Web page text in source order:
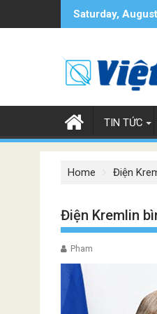
Saturday,
TIN TỨC
Home Điện
Điện Kremlin
Pham